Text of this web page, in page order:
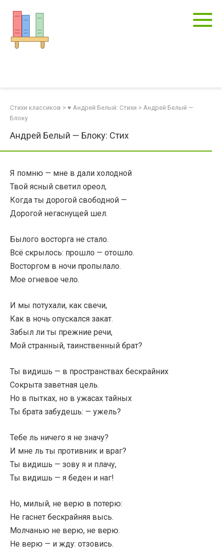
контенту
Стихи классиков > ♥ Андрей Белый: Стихи > Андрей Белый —
Блоку
Андрей Белый — Блоку: Стих
Я помню — мне в дали холодной
Твой ясный светил ореол,
Когда ты дорогой свободной —
Дорогой негаснущей шел.
Былого восторга не стало.
Всё скрылось: прошло — отошло.
Восторгом в ночи пропылало.
Мое огневое чело.
И мы потухали, как свечи,
Как в ночь опускался закат.
Забыл ли ты прежние речи,
Мой странный, таинственный брат?
Ты видишь — в пространствах бескрайних
Сокрыта заветная цель.
Но в пытках, но в ужасах тайных
Ты брата забудешь: — ужель?
Тебе ль ничего я не значу?
И мне ль ты противник и враг?
Ты видишь — зову я и плачу,
Ты видишь — я беден и наг!
Но, милый, не верю в потерю:
Не гаснет бескрайняя высь.
Молчанью не верю, не верю.
Не верю — и жду: отзовись.